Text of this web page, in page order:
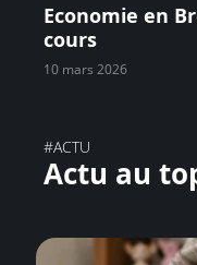
Economie en
cours
10 mars 2026
#ACTU
Actu au